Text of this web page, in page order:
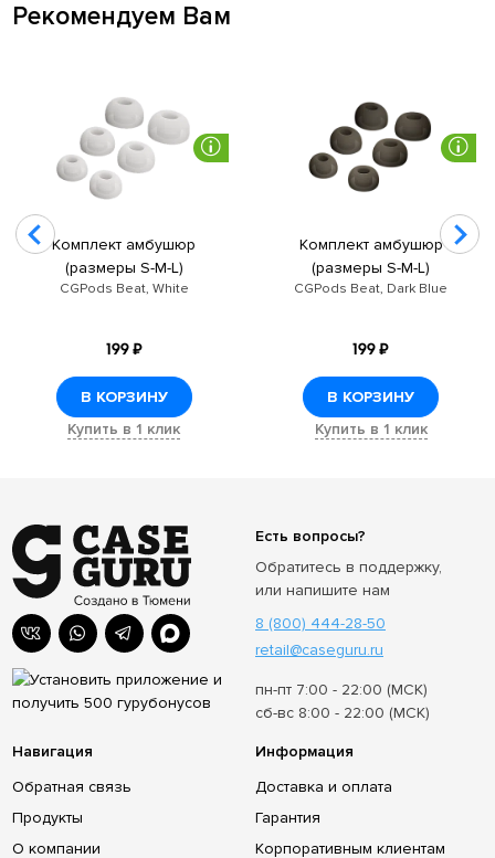
Рекомендуем Вам
Комплект амбушюр
(размеры S-M-L)
CGPods Beat, White
199 ₽
В КОРЗИНУ
Купить в 1 клик
Комплект амбушюр
(размеры S-M-L)
CGPods Beat, Dark Blue
199 ₽
В КОРЗИНУ
Купить в 1 клик
Навигация
Обратная связь
Продукты
О компании
Информация
Доставка и оплата
Гарантия
Корпоративным клиентам
Есть вопросы?
Обратитесь в поддержку,
или напишите нам
8 (800) 444-28-50
retail@caseguru.ru
пн-пт 7:00 - 22:00 (МСК)
сб-вс 8:00 - 22:00 (МСК)